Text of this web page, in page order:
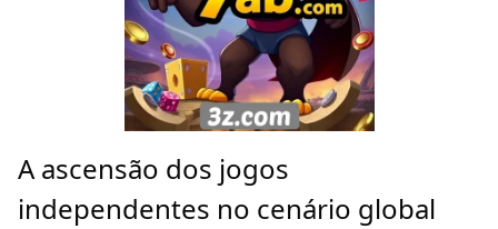
A ascensão dos jogos
independentes no cenário global